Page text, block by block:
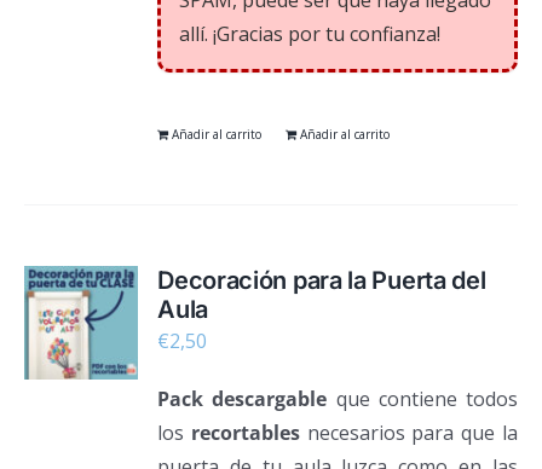
allí. ¡Gracias por tu confianza!
Añadir al carrito Añadir al carrito
Decoración para la Puerta del
Aula
€2,50
Pack descargable que contiene todos
los recortablesnecesarios para que la